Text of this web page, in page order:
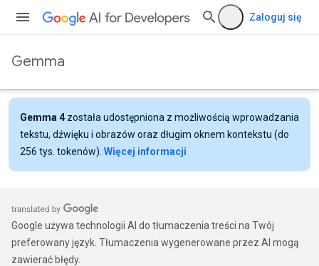
Zaloguj się
Gemma
Gemma 4 została udostępniona z możliwością wprowadzania
tekstu, dźwięku i obrazów oraz długim oknem kontekstu (do
256 tys. tokenów). Więcej informacji
Google używa technologii AI do tłumaczenia treści na Twój
preferowany język. Tłumaczenia wygenerowane przez AI mogą
zawierać błędy.